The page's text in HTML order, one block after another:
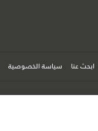
ابحث عنا سياسة الخصوصية